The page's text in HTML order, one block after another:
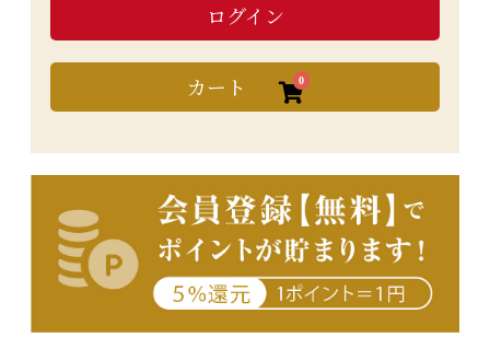
ログイン
カート 0